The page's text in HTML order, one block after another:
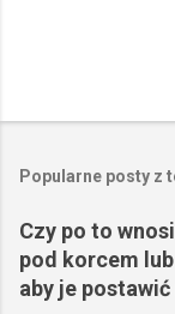
Popularne posty z
Czy po to
pod korcem
aby je